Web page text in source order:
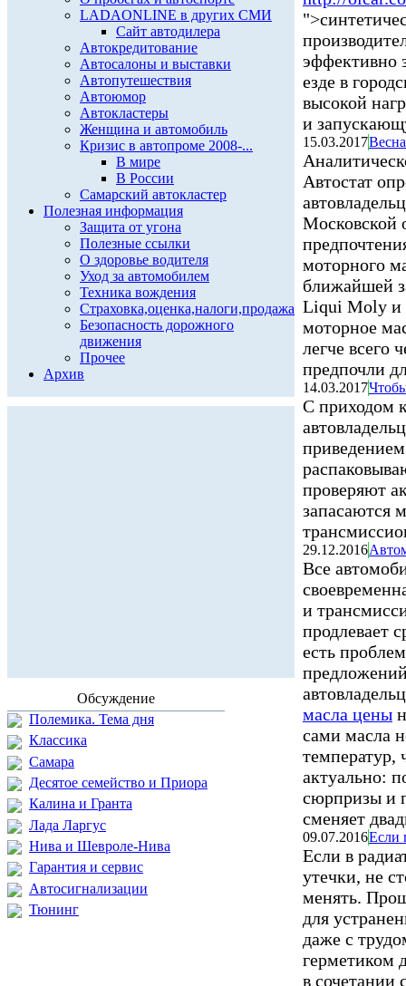
LADAONLINE в других СМИ
Сайт автодилера
Автокредитование
Автосалоны и выставки
Автопутешествия
Автоюмор
Автокластеры
Женщина и автомобиль
Кризис в автопроме 2008-...
В мире
В России
Самарский автокластер
Полезная информация
Защита от угона
Полезные ссылки
О здоровье водителя
Уход за автомобилем
Техника вождения
Страховка,оценка,налоги,продажа
Безопасность дорожного
движения
Прочее
Архив
Обсуждение
Полемика. Тема дня
Классика
Самара
Десятое семейство и Приора
Калина и Гранта
Лада Ларгус
Нива и Шевроле-Нива
Гарантия и сервис
Автосигнализации
Тюнинг
эффективно
езде в
высокой
и
15.03.2017
Автостат
Московской
моторного
ближайшей
Liqui Moly и
моторное
легче всего
предпочли
14.03.2017
С приходом
проверяют
запасаются
29.12.2016
Все
и
продлевает
есть
масла цены
сами масла
температур,
актуально:
сюрпризы и
сменяет
09.07.2016Если
Если в
утечки, не
менять.
для
даже с
герметиком
в сочетании